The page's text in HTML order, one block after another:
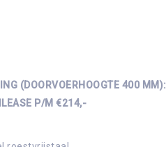
(DOORVOERHOOGTE 400 MM):
P/M €214,-